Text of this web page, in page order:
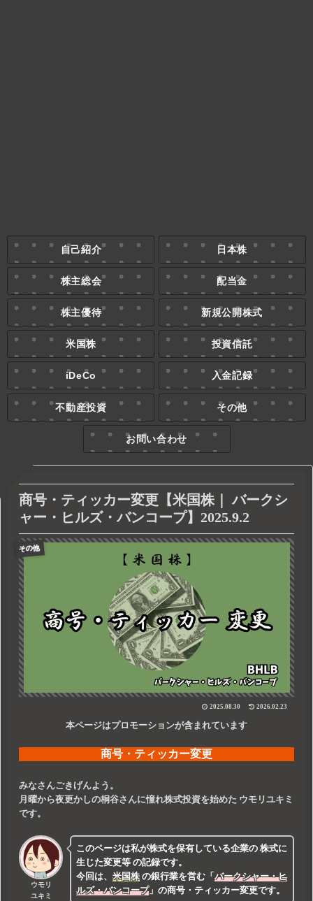
自己紹介 日本株
株主総会 配当金
株主優待 新規公開株式
米国株 投資信託
iDeCo 入金記録
不動産投資 その他
お問い合わせ
商号・ティッカー変更【米国株｜ バークシ
ャー・ヒルズ・バンコープ】2025.9.2
その他
2025.08.30 2026.02.23
本ページはプロモーションが含まれています
商号・ティッカー変更
みなさんごきげんよう。
月曜から夜更かしの桐谷さんに憧れ株式投資を始めた ウモリユキミ
です。
ウモリ
ユキミ
このページは私が株式を保有している企業の株式に
生じた変更等 の記録です。
今回は、米国株 の銀行業を営む 「バークシャー・ヒ
ルズ・バンコープ」の商号・ティッカー変更です。